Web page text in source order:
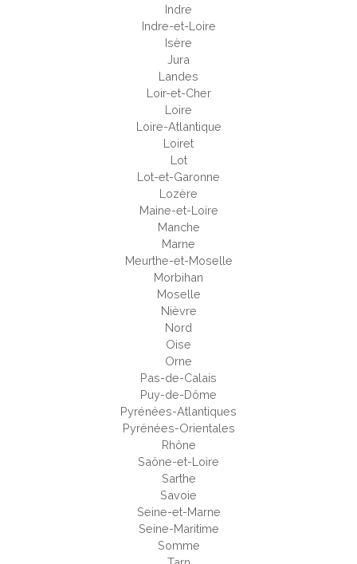
Indre
Indre-et-Loire
Isère
Jura
Landes
Loir-et-Cher
Loire
Loire-Atlantique
Loiret
Lot
Lot-et-Garonne
Lozère
Maine-et-Loire
Manche
Marne
Meurthe-et-Moselle
Morbihan
Moselle
Nièvre
Nord
Oise
Orne
Pas-de-Calais
Puy-de-Dôme
Pyrénées-Atlantiques
Pyrénées-Orientales
Rhône
Saône-et-Loire
Sarthe
Savoie
Seine-et-Marne
Seine-Maritime
Somme